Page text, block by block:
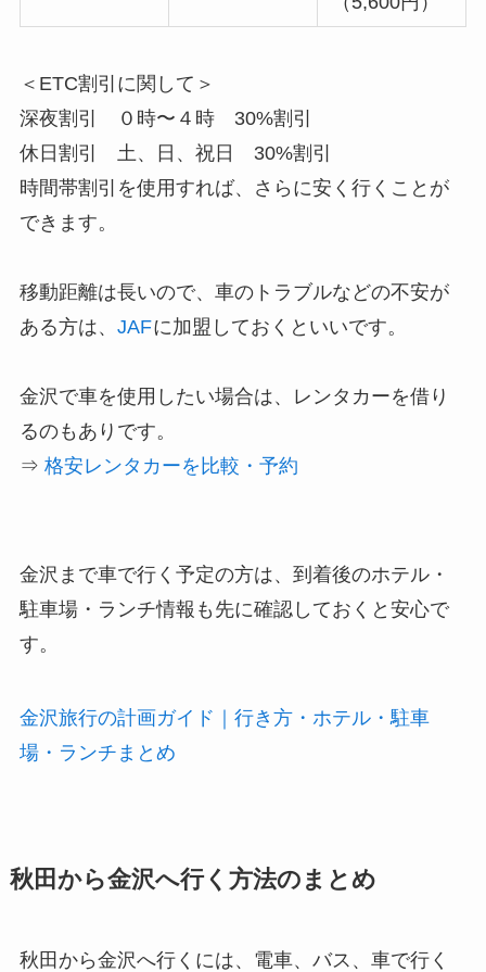
＜ETC割引に関して＞
深夜割引 ０時〜４時 30%割引
休日割引 土、日、祝日 30%割引
時間帯割引を使用すれば、さらに安く行くことが
できます。
移動距離は長いので、車のトラブルなどの不安が
ある方は、 JAFに加盟しておくといいです。
金沢で車を使用したい場合は、レンタカーを借り
るのもありです。
⇒ 格安レンタカーを比較・予約
金沢まで車で行く予定の方は、到着後のホテル・
駐車場・ランチ情報も先に確認しておくと安心で
す。
金沢旅行の計画ガイド｜行き方・ホテル・駐車
場・ランチまとめ
秋田から金沢へ行く方法のまとめ
秋田から金沢へ行くには、電車、バス、車で行く